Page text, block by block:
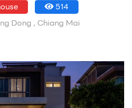
514
Dong , Chiang Mai